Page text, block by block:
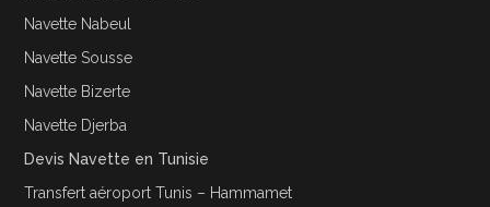
Navette Nabeul
Navette Sousse
Navette Bizerte
Navette Djerba
Devis Navette en Tunisie
Transfert aéroport Tunis – Hammamet